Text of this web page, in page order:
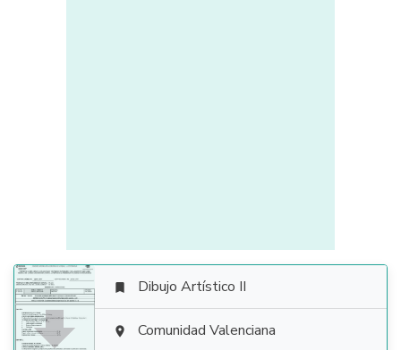
 Dibujo Artístico II
 Comunidad Valenciana